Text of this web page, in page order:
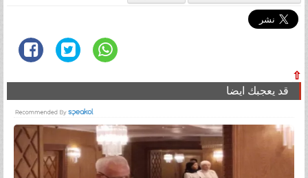
⇧
قد يعجبك ايضا